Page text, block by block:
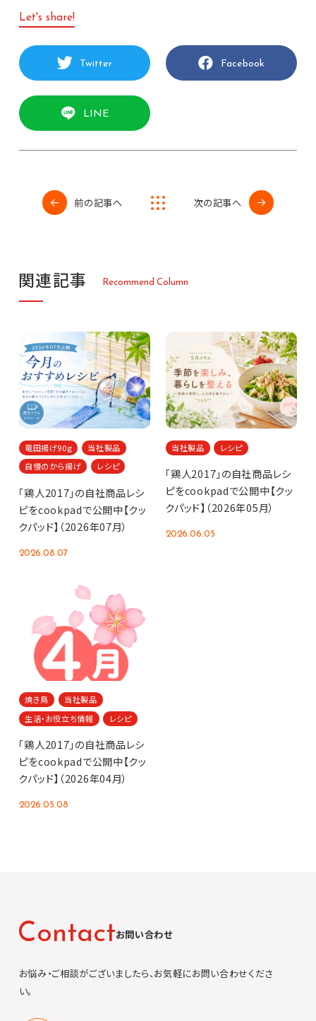
Let's share!
Twitter Facebook
LINE
前の記事へ 次の記事へ
関連記事 Recommend Co lumn
竜田揚げ90g
当社製品
自慢のから揚げ
レシピ
「鶏人2017」の自社商品レシ
ピをcookpadで公開中【クッ
クパッド】（2026年07月）
2026.08.07
当社製品 レシピ
「鶏人2017」の自社商品レシ
ピをcookpadで公開中【クッ
クパッド】（2026年05月）
2026.06.05
焼き鳥
当社製品
生活・お役立ち情報
レシピ
「鶏人2017」の自社商品レシ
ピをcookpadで公開中【クッ
クパッド】（2026年04月）
2026.05.08
Contactお問い合わせ
お悩み・ご相談がございましたら、お気軽にお問い合わせくださ
い。